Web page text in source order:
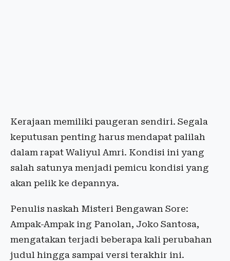
Kerajaan memiliki paugeran sendiri. Segala
keputusan penting harus mendapat palilah
dalam rapat Waliyul Amri. Kondisi ini yang
salah satunya menjadi pemicu kondisi yang
akan pelik ke depannya.
Penulis naskah Misteri Bengawan Sore:
Ampak-Ampak ing Panolan, Joko Santosa,
mengatakan terjadi beberapa kali perubahan
judul hingga sampai versi terakhir ini.